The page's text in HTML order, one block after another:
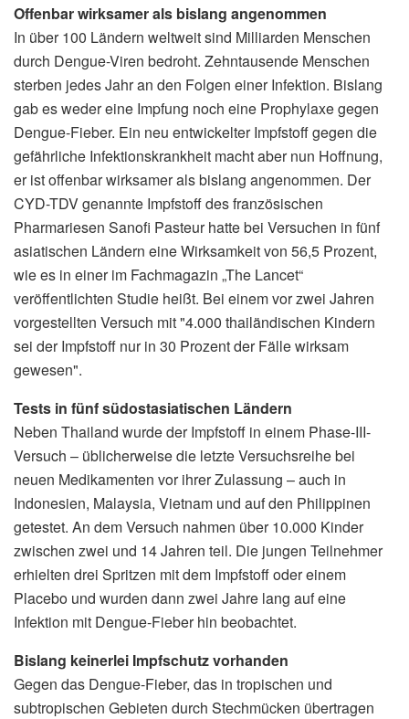
Offenbar wirksamer als bislang angenommen
In über 100 Ländern weltweit sind Milliarden Menschen
durch Dengue-Viren bedroht. Zehntausende Menschen
sterben jedes Jahr an den Folgen einer Infektion. Bislang
gab es weder eine Impfung noch eine Prophylaxe gegen
Dengue-Fieber. Ein neu entwickelter Impfstoff gegen die
gefährliche Infektionskrankheit macht aber nun Hoffnung,
er ist offenbar wirksamer als bislang angenommen. Der
CYD-TDV genannte Impfstoff des französischen
Pharmariesen Sanofi Pasteur hatte bei Versuchen in fünf
asiatischen Ländern eine Wirksamkeit von 56,5 Prozent,
wie es in einer im Fachmagazin „The Lancet“
veröffentlichten Studie heißt. Bei einem vor zwei Jahren
vorgestellten Versuch mit "4.000 thailändischen Kindern
sei der Impfstoff nur in 30 Prozent der Fälle wirksam
gewesen".
Tests in fünf südostasiatischen Ländern
Neben Thailand wurde der Impfstoff in einem Phase-III-
Versuch – üblicherweise die letzte Versuchsreihe bei
neuen Medikamenten vor ihrer Zulassung – auch in
Indonesien, Malaysia, Vietnam und auf den Philippinen
getestet. An dem Versuch nahmen über 10.000 Kinder
zwischen zwei und 14 Jahren teil. Die jungen Teilnehmer
erhielten drei Spritzen mit dem Impfstoff oder einem
Placebo und wurden dann zwei Jahre lang auf eine
Infektion mit Dengue-Fieber hin beobachtet.
Bislang keinerlei Impfschutz vorhanden
Gegen das Dengue-Fieber, das in tropischen und
subtropischen Gebieten durch Stechmücken übertragen